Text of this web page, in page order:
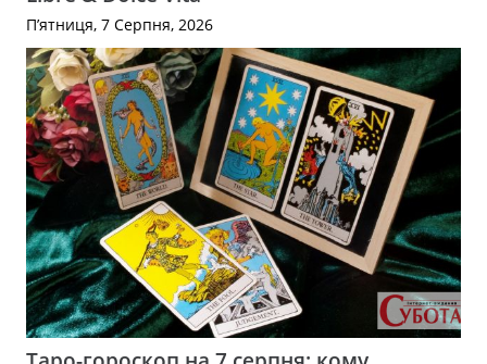
П’ятниця, 7 Серпня, 2026